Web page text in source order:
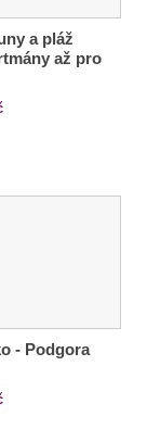
a pláž
až pro
- Podgora